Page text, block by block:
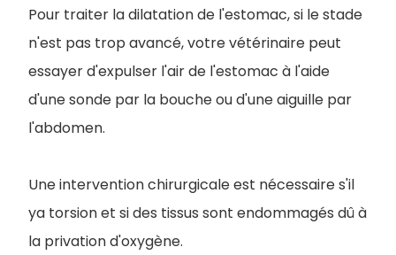
Pour traiter la dilatation de l'estomac, si le stade
n'est pas trop avancé, votre vétérinaire peut
essayer d'expulser l'air de l'estomac à l'aide
d'une sonde par la bouche ou d'une aiguille par
l'abdomen.
Une intervention chirurgicale est nécessaire s'il
ya torsion et si des tissus sont endommagés dû à
la privation d'oxygène.